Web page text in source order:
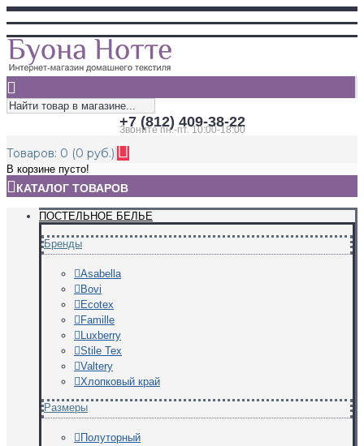
+7 (812) 409-38-22
Звоните пн.-пт. 10:00-18:00
Товаров: 0 (0 руб.)
В корзине пусто!
КАТАЛОГ ТОВАРОВ
ПОСТЕЛЬНОЕ БЕЛЬЕ
Бренды
Asabella
Bovi
Ecotex
Famille
Luxberry
Stile Tex
Valtery
Хлопковый край
Размеры
Полуторный